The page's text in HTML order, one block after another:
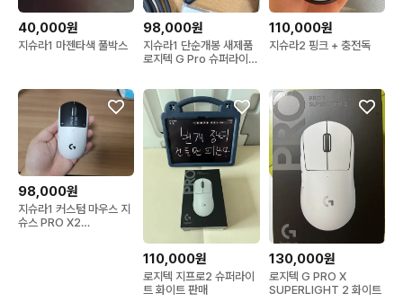
40,000원
지슈라1 마젠타색 풀박스
98,000원
지슈라1 단순개봉 새제품
로지텍 G Pro 슈퍼라이트
110,000원
지슈라2 핑크 + 충전독
98,000원
지슈라1 커스텀 마우스 지
슈스 PRO X2
110,000원
로지텍 지프로2 슈퍼라이
트 화이트 판매
130,000원
로지텍 G PRO X
SUPERLIGHT 2 화이트